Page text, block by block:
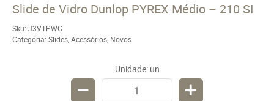
Slide de Vidro Dunlop PYREX Médio – 210 SI
Sku: J3VTPWG
Categoria: Slides Acessórios Novos
Unidade: un